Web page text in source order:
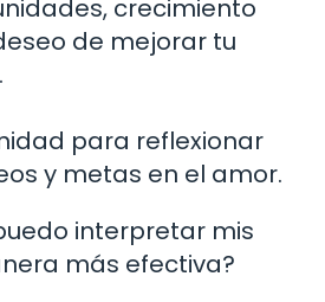
crecimiento
de mejorar tu
para reflexionar
y metas en el amor.
interpretar mis
más efectiva?